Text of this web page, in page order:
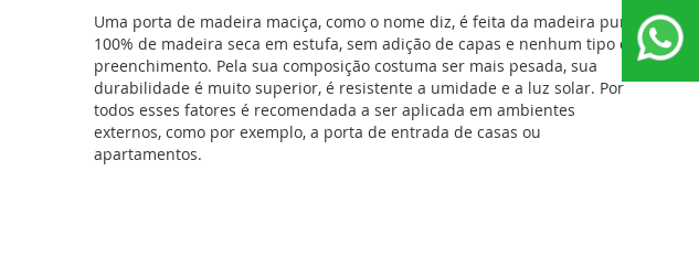
Uma porta de madeira maciça, como o nome diz, é feita da madeira pura,
100% de madeira seca em estufa, sem adição de capas e nenhum tipo de
preenchimento. Pela sua composição costuma ser mais pesada, sua
durabilidade é muito superior, é resistente a umidade e a luz solar. Por
todos esses fatores é recomendada a ser aplicada em ambientes
externos, como por exemplo, a porta de entrada de casas ou
apartamentos.